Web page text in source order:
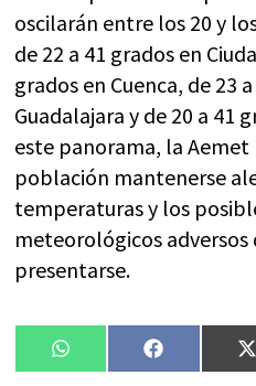
oscilarán entre los 20 y
de 22 a 41 grados en
grados en Cuenca, de 23
Guadalajara y de 20 a 41
este panorama, la Aemet
población mantenerse
temperaturas y los
meteorológicos adversos
presentarse.
Compartir
en
WhatsAppCompartir
en
FacebookX